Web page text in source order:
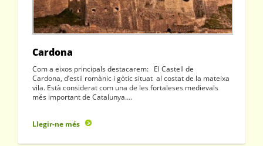
Cardona
Com a eixos principals destacarem: El Castell de
Cardona, d’estil romànic i gòtic situat al costat de la mateixa
vila. Està considerat com una de les fortaleses medievals
més important de Catalunya….
Llegir-ne més